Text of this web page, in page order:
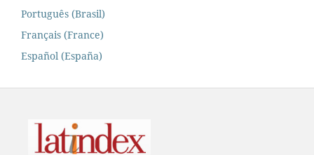
Português (Brasil)
Français (France)
Español (España)